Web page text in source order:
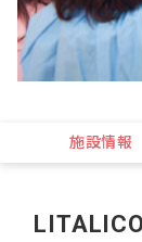
施設情報